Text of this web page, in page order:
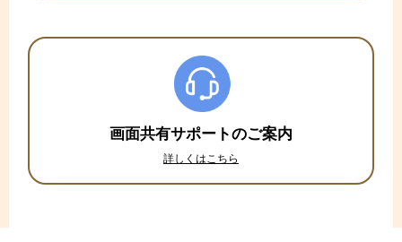
画面共有サポートのご案内
詳しくはこちら